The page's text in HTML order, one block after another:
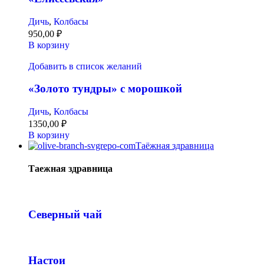
Дичь, Колбасы
950,00 ₽
В корзину
Добавить в список желаний
«Золото тундры» с морошкой
Дичь, Колбасы
1350,00 ₽
В корзину
Таёжная здравница
Таежная здравница
Северный чай
Настои